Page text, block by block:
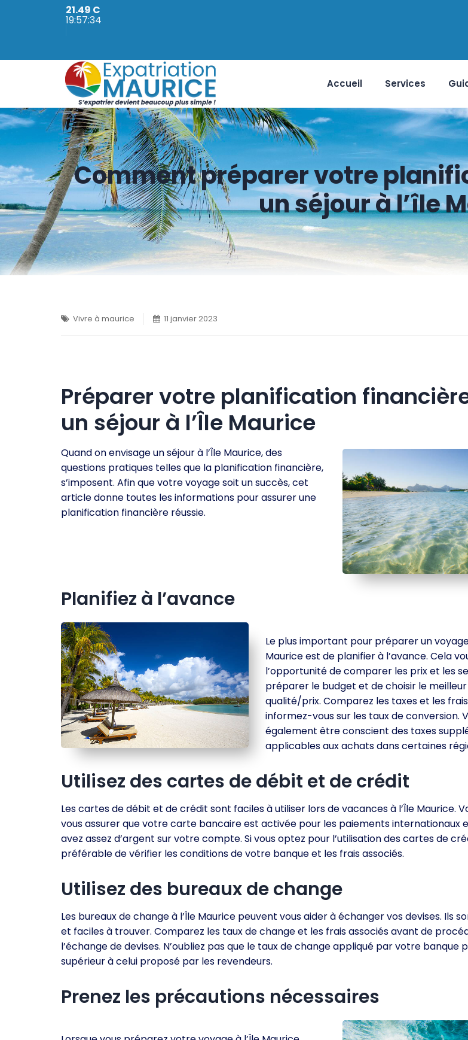
21.49 C
19:57:35
Accueil Services
Comment préparer votre
un séjour à l’île
Vivre à maurice 11 janvier 2023
Préparer votre planification
un séjour à l’Île Maurice
Quand on envisage un séjour à l’Île Maurice, des
questions pratiques telles que la planification financière,
s’imposent. Afin que votre voyage soit un succès, cet
article donne toutes les informations pour assurer une
planification financière réussie.
Planifiez à l’avance
Le plus important pour préparer un voyage
Maurice est de planifier à l’avance. Cela
l’opportunité de comparer les prix et les
préparer le budget et de choisir le
qualité/prix. Comparez les taxes et les
informez-vous sur les taux de conversion.
également être conscient des taxes
applicables aux achats dans certaines
Utilisez des cartes de débit et de crédit
Les cartes de débit et de crédit sont faciles à utiliser lors de vacances à l’Île Maurice.
vous assurer que votre carte bancaire est activée pour les paiements internationaux
avez assez d’argent sur votre compte. Si vous optez pour l’utilisation des cartes de
préférable de vérifier les conditions de votre banque et les frais associés.
Utilisez des bureaux de change
Les bureaux de change à l’Île Maurice peuvent vous aider à échanger vos devises. Ils
et faciles à trouver. Comparez les taux de change et les frais associés avant de
l’échange de devises. N’oubliez pas que le taux de change appliqué par votre banque
supérieur à celui proposé par les revendeurs.
Prenez les précautions nécessaires